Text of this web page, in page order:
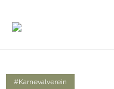
#Karnevalverein